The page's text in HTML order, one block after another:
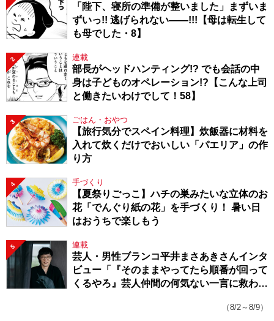
「陛下、寝所の準備が整いました」まずいま
ずいっ!! 逃げられない――!!!【母は転生して
も母でした・8】
2 連載
部長がヘッドハンティング!? でも会話の中
身は子どものオペレーション!?【こんな上司
と働きたいわけでして！58】
3 ごはん・おやつ
【旅行気分でスペイン料理】炊飯器に材料を
入れて炊くだけでおいしい「パエリア」の作
り方
4 手づくり
【夏祭りごっこ】ハチの巣みたいな立体のお
花「でんぐり紙の花」を手づくり！ 暑い日
はおうちで楽しもう
5 連載
芸人・男性ブランコ平井まさあきさんインタ
ビュー「『そのままやってたら順番が回って
くるやろ』芸人仲間の何気ない一言に救われ
（8/2～8/9）